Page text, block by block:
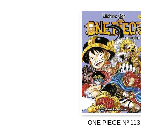
ONE PIECE Nº 113